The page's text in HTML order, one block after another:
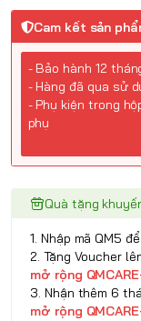
Cam kết sản
- Bảo hành 12
- Hàng đã qua sử
- Phụ kiện trong
phụ
Quà tặng
1. Nhập mã QM5
2. Tặng Voucher
mở rộng
3. Nhận thêm 6
mở rộng